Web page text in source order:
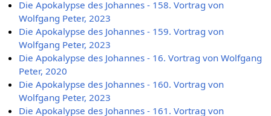
Die Apokalypse des Johannes - 158. Vortrag von
Wolfgang Peter, 2023
Die Apokalypse des Johannes - 159. Vortrag von
Wolfgang Peter, 2023
Die Apokalypse des Johannes - 16. Vortrag von Wolfgang
Peter, 2020
Die Apokalypse des Johannes - 160. Vortrag von
Wolfgang Peter, 2023
Die Apokalypse des Johannes - 161. Vortrag von